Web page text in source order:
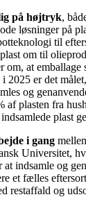
på højtryk,
løsninger på
til
om til
at emballage
2025 er det
og
af plasten fra
plast
i gang
Universitet,
indsamle og
et fælles
restaffald og